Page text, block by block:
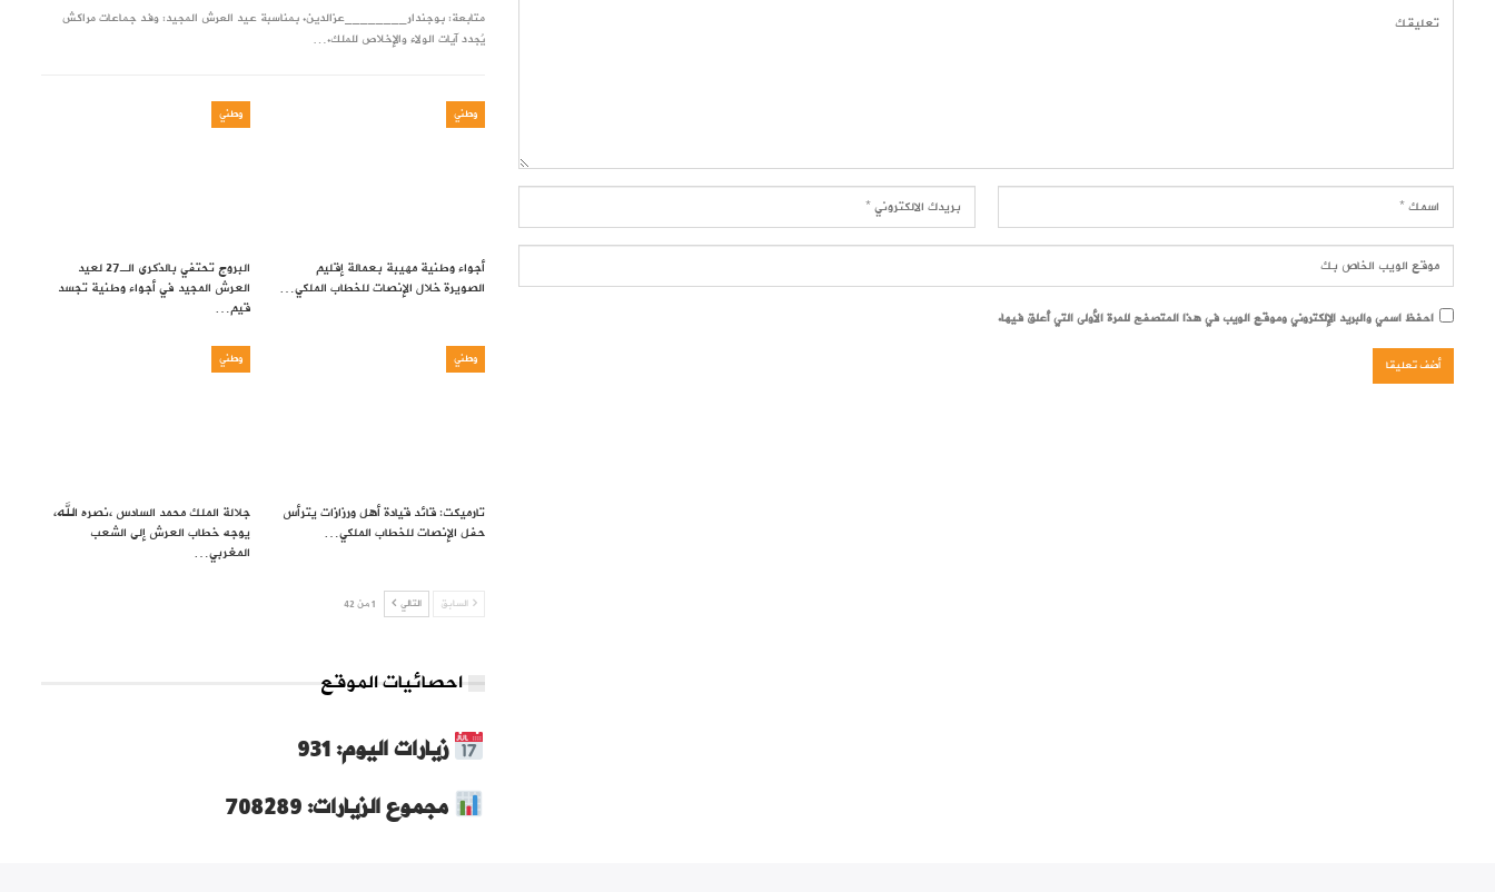
احفظ اسمي والبريد الإلكتروني وموقع الويب في هذا المتصفح للمرة الأولى التي أعلق فيها.
متابعة: بوجندار________عزالدين. بمناسبة عيد العرش المجيد: وفد جماعات مراكش
يُجدد آيات الولاء والإخلاص للملك.…
وطني
أجواء وطنية مهيبة بعمالة إقليم
الصويرة خلال الإنصات للخطاب الملكي…
وطني
البروج تحتفي بالذكرى الـ27 لعيد
العرش المجيد في أجواء وطنية تجسد
قيم…
وطني
تارميكت: قائد قيادة أهل ورزازات يترأس
حفل الإنصات للخطاب الملكي…
وطني
جلالة الملك محمد السادس ،نصره الله،
يوجه خطاب العرش إلى الشعب
المغربي…
السابق التالي 1 من 42
احصائيات الموقع
زيارات اليوم: 931
مجموع الزيارات: 708289